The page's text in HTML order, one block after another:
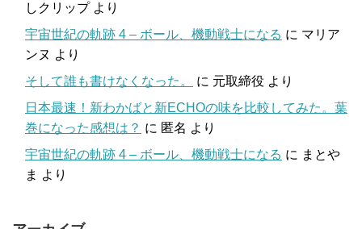
しクリップより
宇宙世紀の軌跡 4 – ボール、機動戦士になる に マリア
ンヌ より
そして誰も書けなくなった。
に 元取締役 より
日本最速！新わかばと新ECHOの味を比較してみた。葉
巻になった感想は？ に 匿名 より
宇宙世紀の軌跡 4 – ボール、機動戦士になる に まとや
ま より